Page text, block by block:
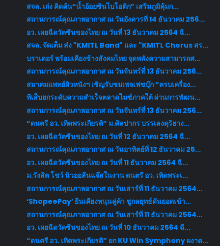
สจล. เก่ง คิดค้น“น้ำอ้อยซินไบโอติก” เสริมภูมิคุ้มก...
สถานการณ์คุณภาพอากาศ ณ วันอังคารที่ 14 ธันวาคม 256...
อว. เผยฉีดวัคซีนของไทย ณ วันที่ 13 ธันวาคม 2564 ฉี...
สจล. จัดเต็ม ส่ง "KMITL Band" และ "KMITL Chorus สร...
บราเดอร์ พร้อมเคียงข้างสังคมไทย จุดพลังความสามารถศ...
สถานการณ์คุณภาพอากาศ ณ วันจันทร์ที่ 13 ธันวาคม 256...
สมาคมแพทย์ผิวหนังฯ เชิญรับชมเพจเฟซบุ๊ก “ครบเครื่อง...
ทีเส็บยกระดับความสำเร็จตลาดไมซ์ภาคใต้ ผ่านการพัฒน...
สถานการณ์คุณภาพอากาศ ณ วันจันทร์ที่ 13 ธันวาคม 256...
“ดนตรี อว. เทิดพระเกียรติ” ม.ศิลปากร บรรเลงดุริยาง...
อว. เผยฉีดวัคซีนของไทย ณ วันที่ 12 ธันวาคม 2564 ฉี...
สถานการณ์คุณภาพอากาศ ณ วันอาทิตย์ที่ 12 ธันวาคม 25...
อว. เผยฉีดวัคซีนของไทย ณ วันที่ 11 ธันวาคม 2564 ฉี...
ม.รังสิต โชว์ นิวออลีนแจ๊สในงาน ดนตรี อว. เทิดพระเ...
สถานการณ์คุณภาพอากาศ ณ วันเสาร์ที่ 11 ธันวาคม 2564...
‘ShopeePay’ ยืนเคียงหนุนคู่ค้า ชูกลยุทธ์ดันยอดเข้า...
สถานการณ์คุณภาพอากาศ ณ วันเสาร์ที่ 11 ธันวาคม 2564...
อว. เผยฉีดวัคซีนของไทย ณ วันที่ 10 ธันวาคม 2564 ฉี...
“ดนตรี อว. เทิดพระเกียรติ” ยก KU Win Symphony ผงาด...